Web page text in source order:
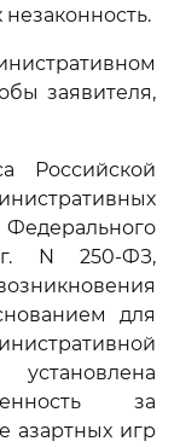
заявителя,
Российской
N 250-ФЗ,
для
за
азартных игр